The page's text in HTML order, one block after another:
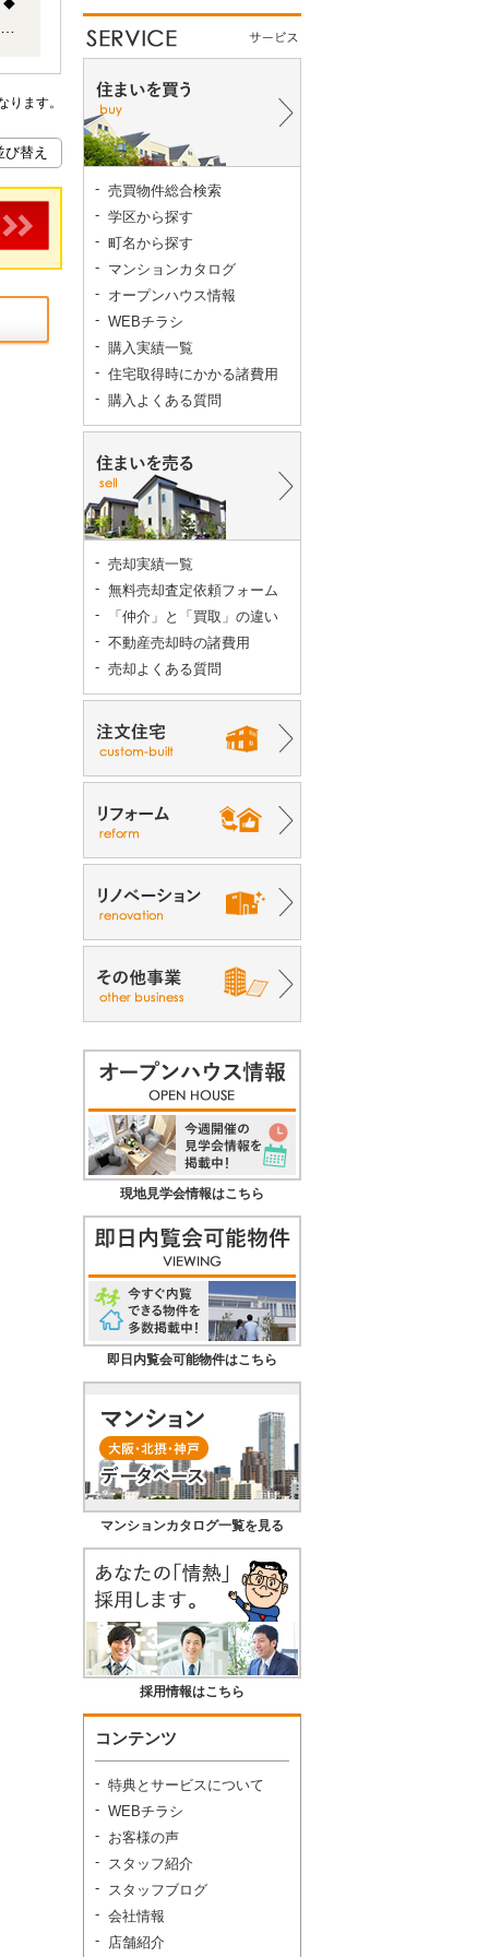
ます。
売買物件総合検索
学区から探す
町名から探す
マンションカタログ
オープンハウス情報
WEBチラシ
購入実績一覧
住宅取得時にかかる諸費用
購入よくある質問
売却実績一覧
無料売却査定依頼フォーム
「仲介」と「買取」の違い
不動産売却時の諸費用
売却よくある質問
現地見学会情報はこちら
即日内覧会可能物件はこちら
マンションカタログ一覧を見る
採用情報はこちら
コンテンツ
特典とサービスについて
WEBチラシ
お客様の声
スタッフ紹介
スタッフブログ
会社情報
店舗紹介